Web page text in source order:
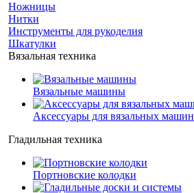
Ножницы
Нитки
Инструменты для рукоделия
Шкатулки
Вязальная техника
Вязальные машины
Аксессуары для вязальных машин
Гладильная техника
Портновские колодки